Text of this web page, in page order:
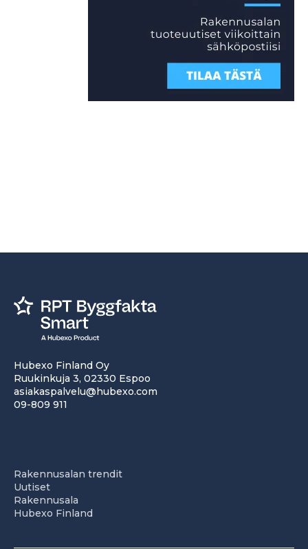
Hubexo Finland Oy
Ruukinkuja 3, 02330 Espoo
asiakaspalvelu@hubexo.com
09-809 911
Rakennusalan trendit
Uutiset
Rakennusala
Hubexo Finland